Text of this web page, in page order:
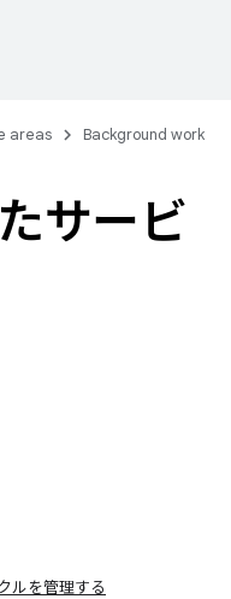
areas
Background work
サービ
ルを管理する